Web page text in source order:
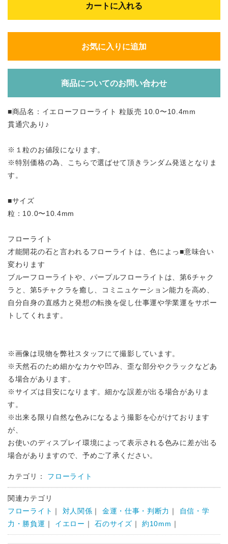
カートに入れる
お気に入りに追加
商品についてのお問い合わせ
■商品名：イエローフローライト 粒販売 10.0〜10.4mm
貫通穴あり♪
※１粒のお値段になります。
※特別価格の為、こちらで選ばせて頂きランダム発送となりま
す。
■サイズ
粒：10.0〜10.4mm
フローライト
才能開花の石と言われるフローライトは、色によっ■意味合い
変わります
ブルーフローライトや、パープルフローライトは、第6チャク
ラと、第5チャクラを癒し、コミニュケーション能力を高め、
自分自身の直感力と発想の転換を促し仕事運や学業運をサポー
トしてくれます。
※画像は現物を弊社スタッフにて撮影しています。
※天然石のため細かなカケや凹み、歪な部分やクラックなどあ
る場合があります。
※サイズは目安になります。細かな誤差が出る場合がありま
す。
※出来る限り自然な色みになるよう撮影を心がけております
が、
お使いのディスプレイ環境によって表示される色みに差が出る
場合がありますので、予めご了承ください。
カテゴリ： フローライト
関連カテゴリ
フローライト ｜ 対人関係 ｜ 金運・仕事・判断力 ｜
自信・学
力・勝負運 ｜ イエロー ｜石のサイズ ｜約10mm ｜